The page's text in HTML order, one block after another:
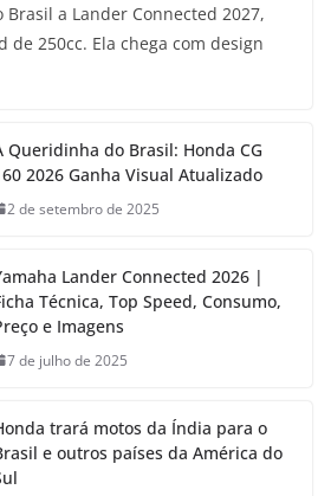
Brasil a Lander Connected 2027,
de 250cc. Ela chega com design
Queridinha do Brasil: Honda CG
2026 Ganha Visual Atualizado
2 de setembro de 2025
Lander Connected 2026 |
Técnica, Top Speed, Consumo,
e Imagens
7 de julho de 2025
trará motos da Índia para o
e outros países da América do